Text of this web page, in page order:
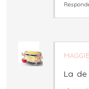
MAGGIE
La